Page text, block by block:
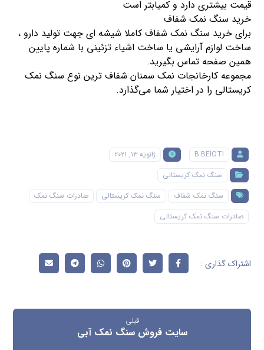
قیمت بیشتری دارد و کمیابتر است
خرید سنگ نمک شفاف
برای خرید سنگ نمک شفاف کاملا شیشه ای جهت تولید دارو ،
ساخت لوازم آرایشی یا ساخت اشیاء تزئینی با شماره پایین
همین صفحه تماس بگیرید.
مجموعه کارخانجات نمک سمنان شفاف ترین نوع سنگ نمک
کریستالی را در اختیار شما می‌گذارد.
B.BEIOTI
ژانویه ۱۳, ۲۰۲۱
سنگ نمک کریستالی
سنگ نمک شفاف
سنگ نمک کریستالی
صادرات سنگ نمک
صادرات سنگ نمک کریستالی
قبلی
سایت فروش سنگ نمک آبی